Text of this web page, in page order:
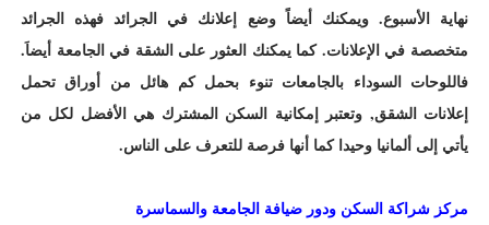
نهاية الأسبوع. ويمكنك أيضاً وضع إعلانك في الجرائد فهذه الجرائد
متخصصة في الإعلانات. كما يمكنك العثور على الشقة في الجامعة أيضاَ.
فاللوحات السوداء بالجامعات تنوء بحمل كم هائل من أوراق تحمل
إعلانات الشقق, وتعتبر إمكانية السكن المشترك هي الأفضل لكل من
يأتي إلى ألمانيا وحيدا كما أنها فرصة للتعرف على الناس.
مركز شراكة السكن ودور ضيافة الجامعة والسماسرة